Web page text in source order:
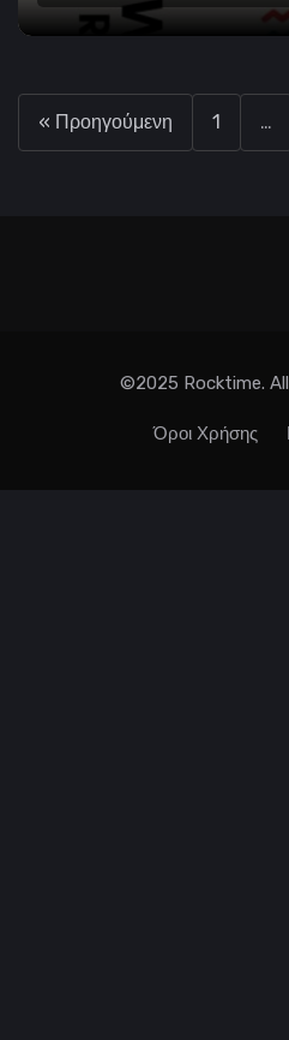
« Προηγούμενη 1 …
©2025 Rocktime.
Όροι Χρήσης